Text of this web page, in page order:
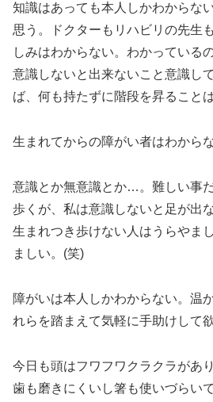
知識はあっても本人しかわからな
思う。ドクターもリハビリの先生
しみはわからない。わかっている
意識しないと出来ないこと意識し
ば、何も持たずに階段を昇ること
生まれてからの障がい者はわから
意識とか無意識とか…。難しい事
歩くが、私は意識しないと足が出な
生まれつき歩けない人はうらやま
ましい。(笑)
障がいは本人しかわからない。温
れらを踏まえて気軽に手助けして
今日も頭はフワフワクラクラがあ
歯も磨きにくいし箸も使いづらいで